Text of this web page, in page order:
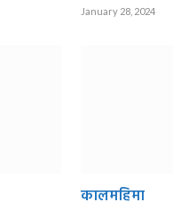
January 28, 2024
कालमहिमा